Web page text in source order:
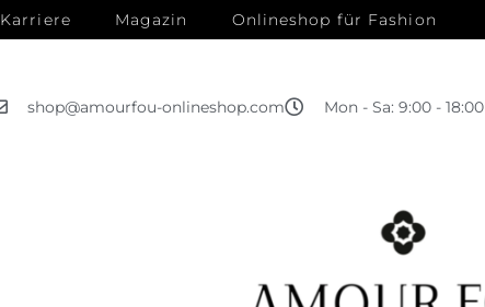
Karriere Magazin Onlineshop für Fashion
shop@amourfou-onlineshop.com Mon - Sa: 9:00 - 18:00